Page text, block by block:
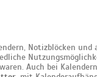
Notizblöcken und
Auch bei